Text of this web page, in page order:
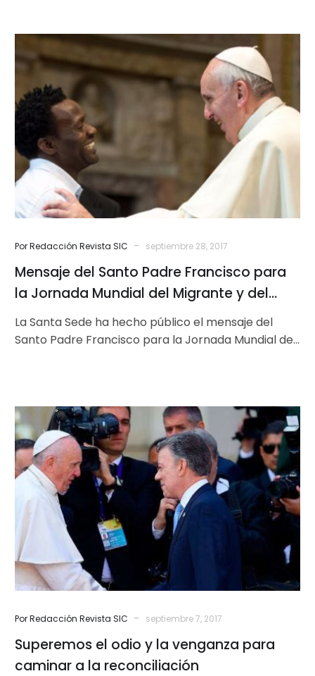
Mensaje
del
Santo
Padre
Francisco
Jornada
Migrante
del
Refugiado
2018
Por Redacción Revista SIC - septiembre 28, 2017
Mensaje del Santo Padre Francisco para
la Jornada Mundial del Migrante y del
Refugiado 2018
La Santa Sede ha hecho público el mensaje del
Santo Padre Francisco para la Jornada Mundial del
Superemos
el
odio
y
la
venganza
para
caminar
la
reconciliación
Por Redacción Revista SIC - septiembre 7, 2017
Superemos el odio y la venganza para
caminar a la reconciliación